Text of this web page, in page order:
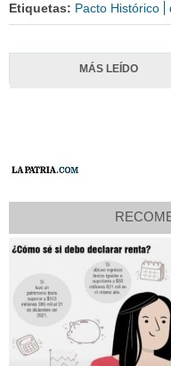
Etiquetas: Pacto Histórico
MÁS LEÍDO